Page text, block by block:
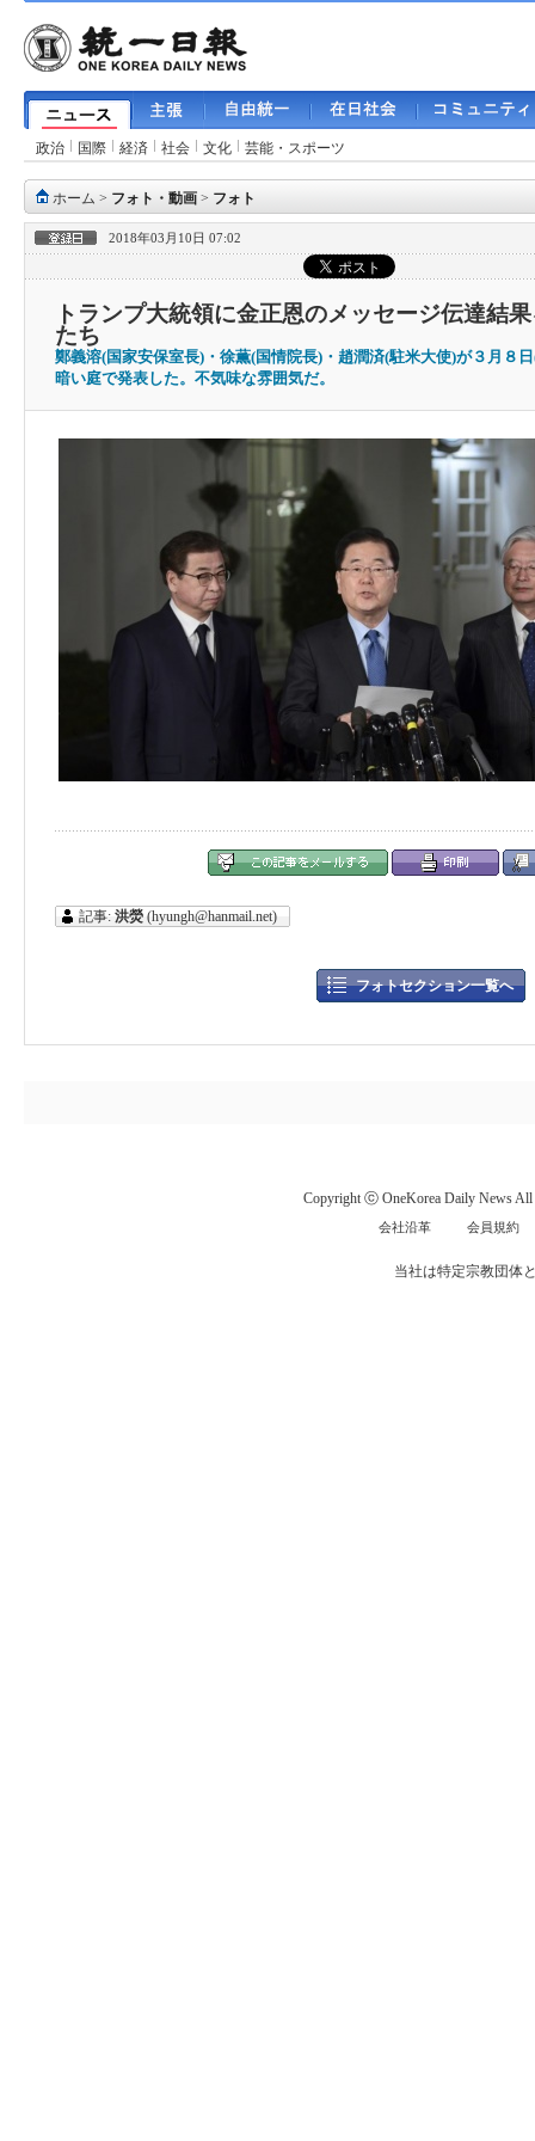
政治 国際 経済 社会 文化 芸能・スポーツ
ホーム > フォト・動画 > フォト
2018年03月10日 07:02
トランプ大統領に金正恩のメッセージ伝達結
たち
鄭義溶(国家安保室長)・徐薫(国情院長)・趙潤済(駐米大使)が３月８
暗い庭で発表した。不気味な雰囲気だ。
記事: 洪熒 (hyungh@hanmail.net)
フォトセクション一覧へ
Copyright ⓒ OneKorea Daily News All
会社沿革 会員規約
当社は特定宗教団体